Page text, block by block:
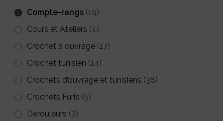
Compte-rangs (19)
Cours et Ateliers (4)
Crochet à ouvrage (17)
Crochet tunisien (14)
Crochets d’ouvrage et tunisiens (38)
Crochets Furls (5)
Dérouleurs (7)